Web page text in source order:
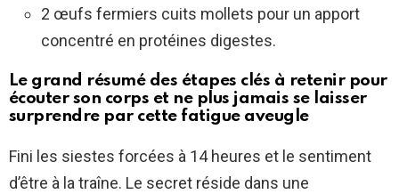
2 œufs fermiers cuits mollets pour un apport
concentré en protéines digestes.
Le grand résumé des étapes clés à retenir pour
écouter son corps et ne plus jamais se laisser
surprendre par cette fatigue aveugle
Fini les siestes forcées à 14 heures et le sentiment
d’être à la traîne. Le secret réside dans une